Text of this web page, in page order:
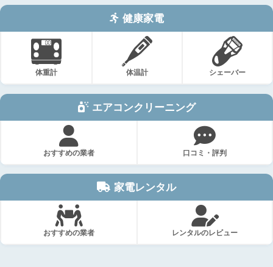
健康家電
体重計 体温計 シェーバー
エアコンクリーニング
おすすめの業者 口コミ・評判
家電レンタル
おすすめの業者 レンタルのレビュー